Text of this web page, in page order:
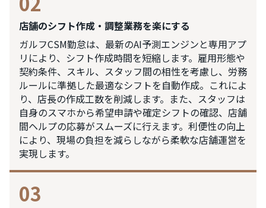
店舗のシフト作成・調整業務を楽にする
ガルフCSM勤怠は、最新のAI予測エンジンと専用アプ
リにより、シフト作成時間を短縮します。雇用形態や
契約条件、スキル、スタッフ間の相性を考慮し、労務
ルールに準拠した最適なシフトを自動作成。これによ
り、店長の作成工数を削減します。また、スタッフは
自身のスマホから希望申請や確定シフトの確認、店舗
間ヘルプの応募がスムーズに行えます。利便性の向上
により、現場の負担を減らしながら柔軟な店舗運営を
実現します。
03